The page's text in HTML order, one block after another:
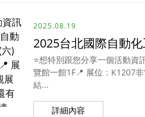
2025.08.19
2025台北國際自動
⭐想特別跟您分享一個活動
覽館一館1F📍 展位：K1207
結...
詳細內容